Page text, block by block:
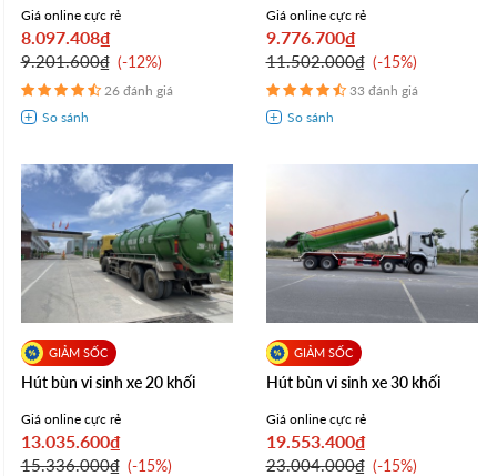
Giá online cực rẻ
8.097.408₫
9.201.600₫ -12%
26 đánh giá
Giá online cực rẻ
9.776.700₫
11.502.000₫ -15%
33 đánh giá
Hút bùn vi sinh xe 20 khối
Giá online cực rẻ
13.035.600₫
15.336.000₫ -15%
Hút bùn vi sinh xe 30 khối
Giá online cực rẻ
19.553.400₫
23.004.000₫ -15%